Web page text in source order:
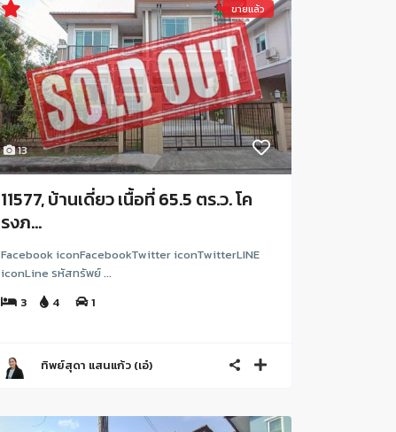
13
ขายแล้ว
11577, บ้านเดี่ยว เนื้อที่ 65.5 ตร.ว. โค
รงภ...
Facebook iconFacebookTwitter iconTwitterLINE
iconLine รหัสทรัพย์ ...
3
4 1
ทิพย์สุดา แสนแก้ว (เอ๋)